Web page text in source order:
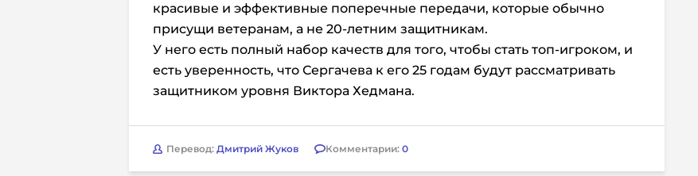
красивые и эффективные поперечные передачи, которые обычно
присущи ветеранам, а не 20-летним защитникам.
У него есть полный набор качеств для того, чтобы стать топ-игроком, и
есть уверенность, что Сергачева к его 25 годам будут рассматривать
защитником уровня Виктора Хедмана.
Перевод: Дмитрий Жуков Комментарии: 0